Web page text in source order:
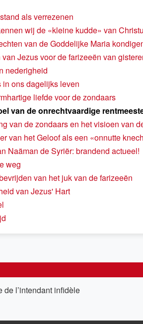
als verrezenen
wij de «kleine kudde» van
van de Goddelijke Maria
Jezus voor de farizeeën van
nederigheid
in ons dagelijks leven
liefde voor de zondaars
van de onrechtvaardige
van de zondaars en het visioen van
van het Geloof als een «onnutte
Naäman de Syriër: brandend actueel!
weg
van het juk van de farizeeën
van Jezus' Hart
de l’intendant infidèle